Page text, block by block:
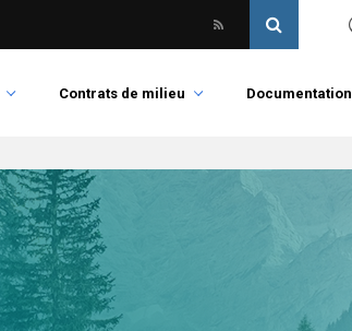
Contrats de milieu Documentation